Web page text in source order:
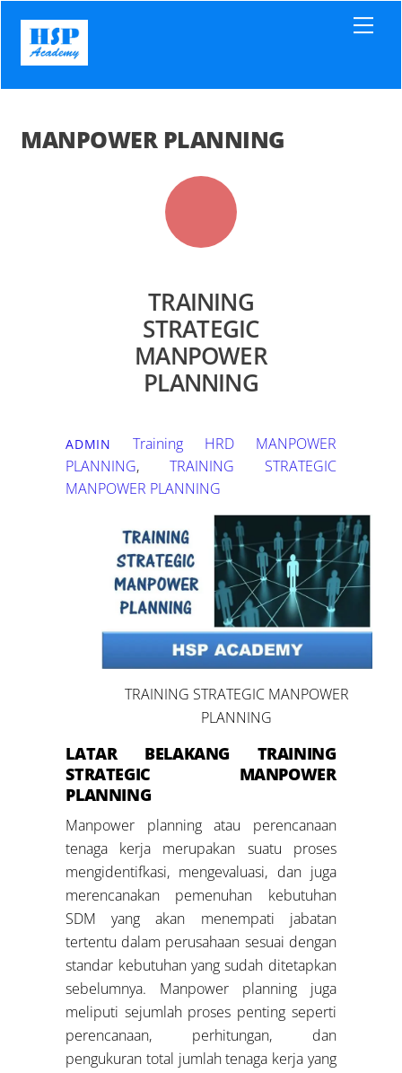
content
MANPOWER PLANNING
TRAINING
STRATEGIC
MANPOWER
PLANNING
ADMIN Training HRD
MANPOWER
PLANNING, TRAINING STRATEGIC
MANPOWER PLANNING
TRAINING STRATEGIC MANPOWER
PLANNING
LATAR BELAKANG
TRAINING
STRATEGIC MANPOWER
PLANNING
Manpower planning atau perencanaan
tenaga kerja merupakan suatu proses
mengidentifkasi, mengevaluasi, dan juga
merencanakan pemenuhan kebutuhan
SDM yang akan menempati jabatan
tertentu dalam perusahaan sesuai dengan
standar kebutuhan yang sudah ditetapkan
sebelumnya. Manpower planning juga
meliputi sejumlah proses penting seperti
perencanaan, perhitungan, dan
pengukuran total jumlah tenaga kerja yang